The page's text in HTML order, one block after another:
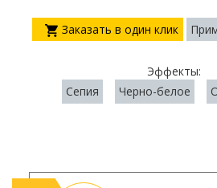
Заказать в один клик
Эффекты:
Сепия
Черно-белое